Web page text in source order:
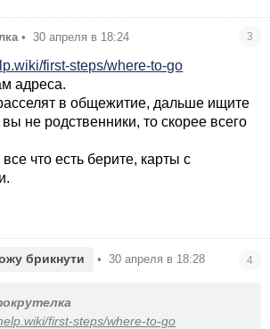
• 30 апреля в 18:24 3
first-steps/where-to-go
адреса.
в общежитие, дальше ищите
не родственники, то скорее всего
что есть берите, карты с
брикнути • 30 апреля в 18:28 4
first-steps/where-to-go